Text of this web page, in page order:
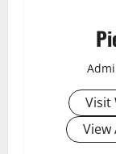
Visit
View